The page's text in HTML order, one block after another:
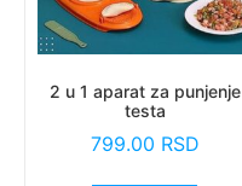
2 u 1 aparat za punjenje
testa
799.00 RSD